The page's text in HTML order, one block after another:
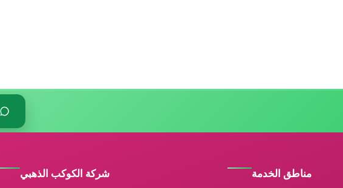
مناطق الخدمة شركة الكوكب الذهبي